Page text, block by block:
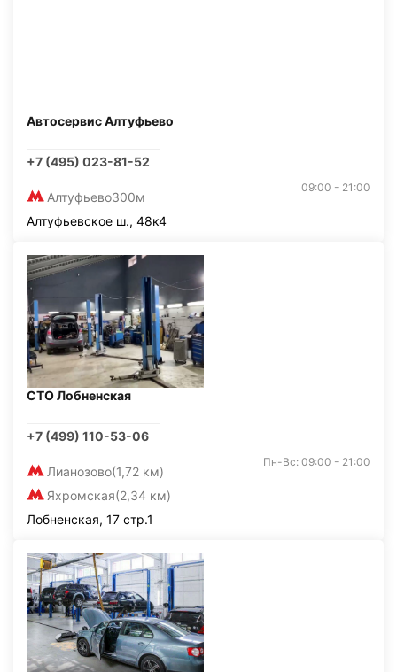
Автосервис Алтуфьево
+7 (495) 023-81-52
Алтуфьево300м
09:00 - 21:00
Алтуфьевское ш., 48к4
СТО Лобненская
+7 (499) 110-53-06
Лианозово(1,72 км)
Яхромская(2,34 км)
Пн-Вс: 09:00 - 21:00
Лобненская, 17 стр.1